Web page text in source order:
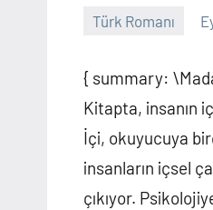
Türk Romanı
{ summary:
Kitapta, insanın
İçi, okuyucuya
insanların içsel
çıkıyor.